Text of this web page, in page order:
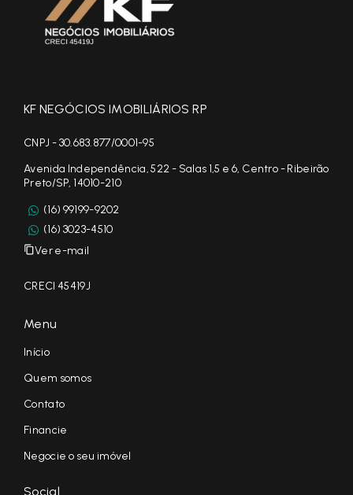
KF NEGÓCIOS IMOBILIÁRIOS RP
CNPJ - 30.683.877/0001-95
Avenida Independência, 522 - Salas 1,5 e 6, Centro - Ribeirão
Preto/SP, 14010-210
(16) 99199-9202
(16) 3023-4510
Ver e-mail
CRECI 45419J
Menu
Início
Quem somos
Contato
Financie
Negocie o seu imóvel
Social